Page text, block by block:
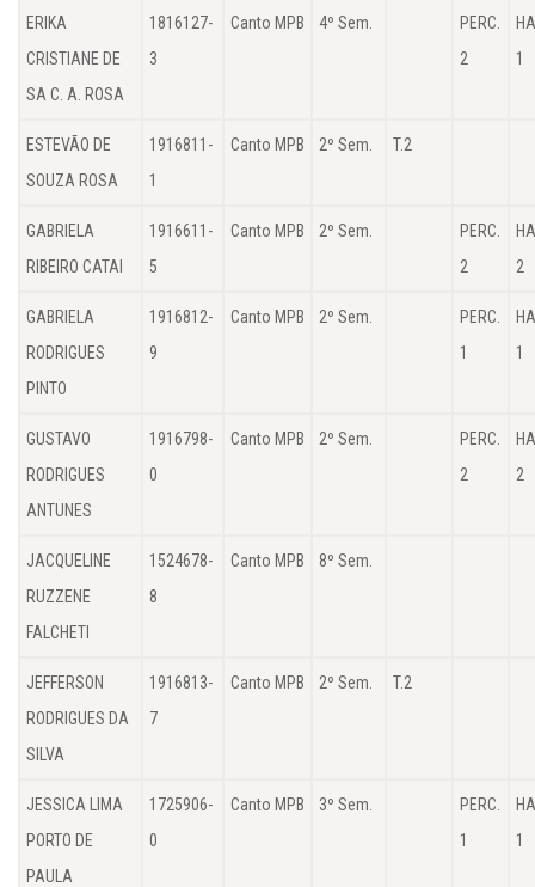
ERIKA
CRISTIANE DE
SA C. A. ROSA
1816127-
3
Canto MPB 4º Sem.
PERC.
2
1
ESTEVÃO DE
SOUZA ROSA
1916811-
1
Canto MPB 2º Sem. T.2
GABRIELA
RIBEIRO CATAI
1916611-
5
Canto MPB 2º Sem.
PERC.
2
2
GABRIELA
RODRIGUES
PINTO
1916812-
9
Canto MPB 2º Sem.
PERC.
1
1
GUSTAVO
RODRIGUES
ANTUNES
1916798-
0
Canto MPB 2º Sem.
PERC.
2
2
JACQUELINE
RUZZENE
FALCHETI
1524678-
8
Canto MPB 8º Sem.
JEFFERSON
RODRIGUES DA
SILVA
1916813-
7
Canto MPB 2º Sem. T.2
JESSICA LIMA
PORTO DE
PAULA
1725906-
0
Canto MPB 3º Sem.
PERC.
1
1